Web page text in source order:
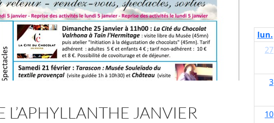
L’APHYLLANTHE JANVIER